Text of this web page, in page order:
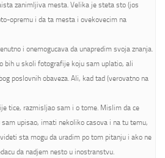
zanimljiva mesta. Velika je steta sto (jos
opremu i da ta mesta i ovekovecim na
i onemogucava da unapredim svoja znanja.
bih u skoli fotografije koju sam uplatio, ali
poslovnih obaveza. Ali, kad tad (verovatno na
tice, razmisljao sam i o tome. Mislim da ce
upisao, imati nekoliko casova i na tu temu,
sta mogu da uradim po tom pitanju i ako ne
da nadjem nesto u inostranstvu.